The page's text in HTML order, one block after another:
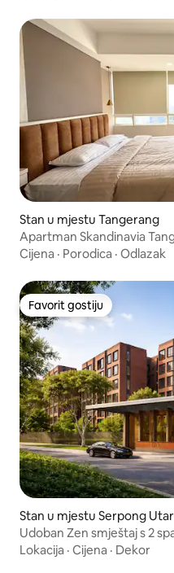
Stan u mjestu Tangerang
Apartman Skandinavia
Cijena · Porodica · Odlazak
Favorit gostiju
Favorit gostiju
Stan u mjestu Serpong
Udoban Zen smještaj s 2
Apt, Alam Sutera
Lokacija · Cijena · Dekor